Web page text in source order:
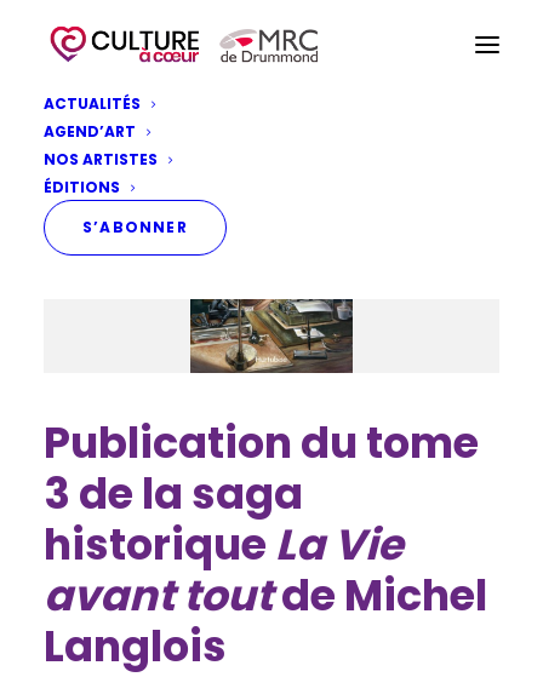
ACTUALITÉS
AGEND’ART
NOS ARTISTES
ÉDITIONS
S’ABONNER
Publication du tome
3 de la saga
historique La Vie
avant toutde Michel
Langlois